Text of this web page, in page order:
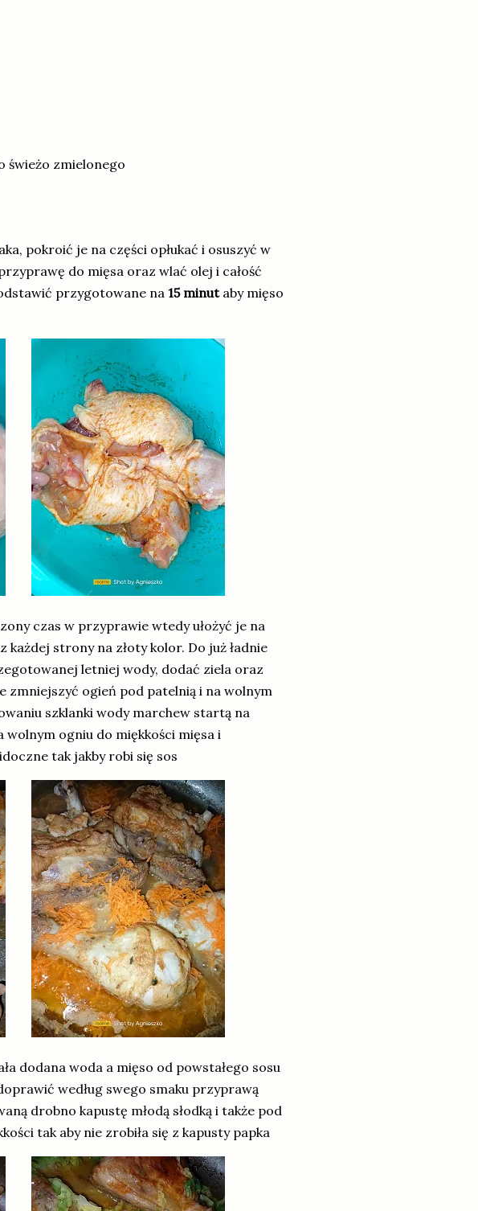
świeżo zmielonego
pokroić je na części opłukać i osuszyć w
do mięsa oraz wlać olej i całość
przygotowane na 15 minut aby mięso
czas w przyprawie wtedy ułożyć je na
każdej strony na złoty kolor. Do już ładnie
letniej wody, dodać ziela oraz
zmniejszyć ogień pod patelnią i na wolnym
szklanki wody marchew startą na
ogniu do miękkości mięsa i
tak jakby robi się sos
dodana woda a mięso od powstałego sosu
według swego smaku przyprawą
drobno kapustę młodą słodką i także pod
tak aby nie zrobiła się z kapusty papka